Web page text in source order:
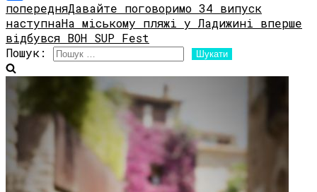
Share
попередняДавайте поговоримо 34 випуск
наступнаНа міському пляжі у Ладижині вперше
відбувся BOH SUP Fest
Пошук: